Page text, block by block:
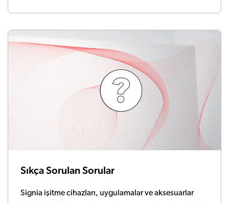
Sıkça Sorulan Sorular
Signia işitme cihazları, uygulamalar ve aksesuarlar